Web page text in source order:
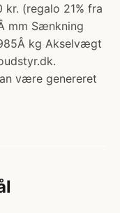
(regalo 21% fra
mm Sænkning
kg Akselvægt
være genereret